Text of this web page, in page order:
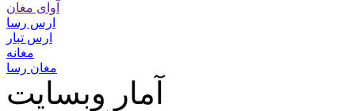
آوای مغان
ارس رسا
ارس تبار
مغانه
مغان رسا
آمار وبسایت